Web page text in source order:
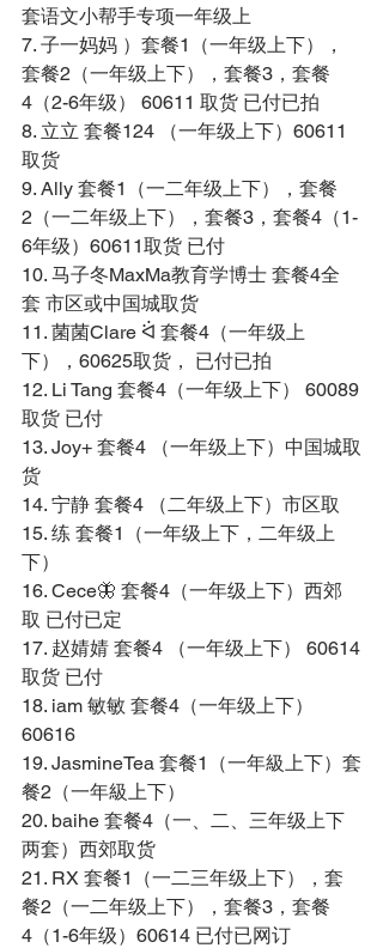
套语文小帮手专项一年级上
7. 子一妈妈 ）套餐1（一年级上下），
套餐2（一年级上下），套餐3，套餐
4（2-6年级） 60611 取货 已付已拍
8. 立立 套餐124 （一年级上下）60611
取货
9. Ally 套餐1（一二年级上下），套餐
2（一二年级上下），套餐3，套餐4（1-
6年级）60611取货 已付
10. 马子冬MaxMa教育学博士 套餐4全
套 市区或中国城取货
11. 菌菌Clare ᐛ 套餐4（一年级上
下），60625取货， 已付已拍
12. Li Tang 套餐4（一年级上下） 60089
取货 已付
13. Joy+ 套餐4 （一年级上下）中国城取
货
14. 宁静 套餐4 （二年级上下）市区取
15. 练 套餐1（一年级上下，二年级上
下）
16. Cece🦋 套餐4（一年级上下）西郊
取 已付已定
17. 赵婧婧 套餐4 （一年级上下） 60614
取货 已付
18. iam 敏敏 套餐4（一年级上下）
60616
19. JasmineTea 套餐1（一年級上下）套
餐2（一年級上下）
20. baihe 套餐4（一、二、三年级上下
两套）西郊取货
21. RX 套餐1（一二三年级上下），套
餐2（一二年级上下），套餐3，套餐
4（1-6年级）60614 已付已网订